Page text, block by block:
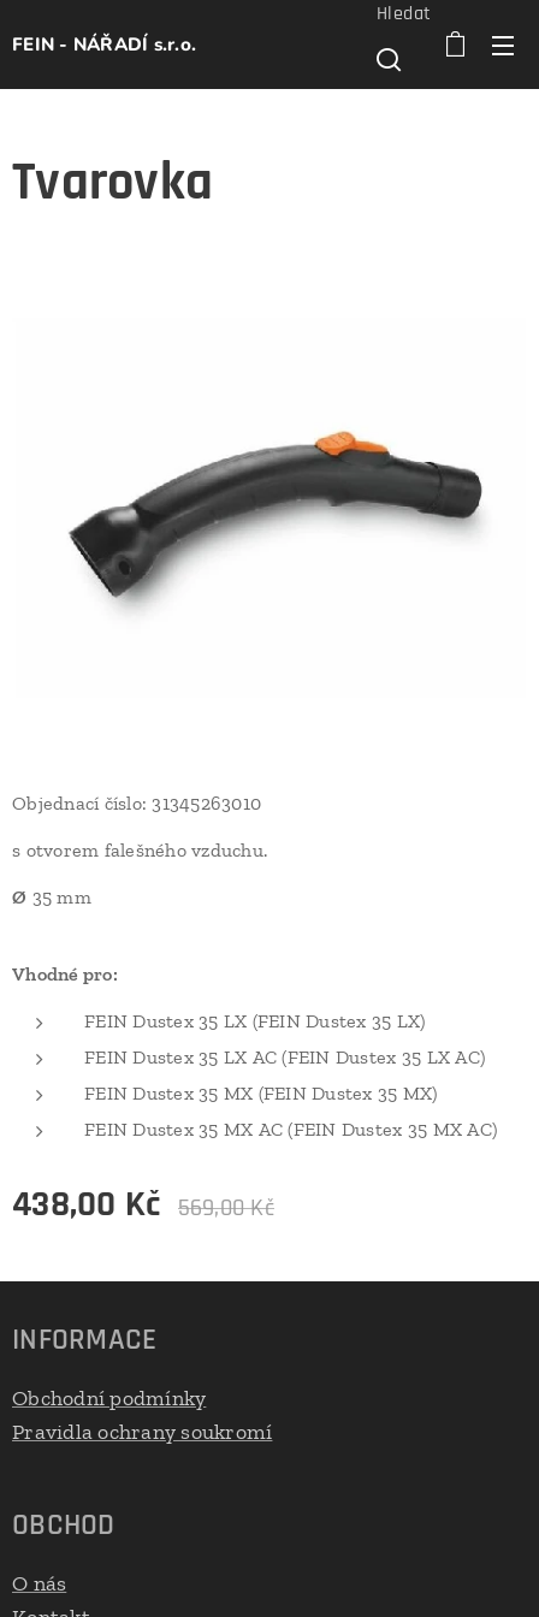
FEIN - NÁŘADÍ s.r.o.
Hledat
Tvarovka
Objednací číslo: 31345263010
s otvorem falešného vzduchu.
Ø 35 mm
Vhodné pro:
FEIN Dustex 35 LX (FEIN Dustex 35 LX)
FEIN Dustex 35 LX AC (FEIN Dustex 35 LX AC)
FEIN Dustex 35 MX (FEIN Dustex 35 MX)
FEIN Dustex 35 MX AC (FEIN Dustex 35 MX AC)
438,00 Kč 569,00Kč
INFORMACE
Obchodní podmínky
Pravidla ochrany soukromí
OBCHOD
O nás